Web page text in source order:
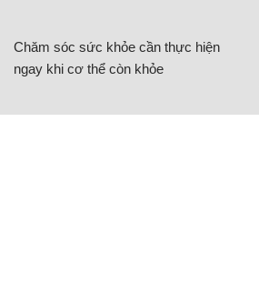
Chăm sóc sức khỏe cần thực hiện
ngay khi cơ thể còn khỏe